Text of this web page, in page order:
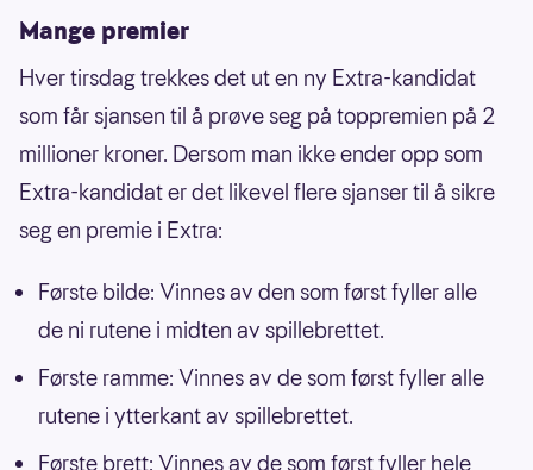
Mange premier
Hver tirsdag trekkes det ut en ny Extra-kandidat
som får sjansen til å prøve seg på toppremien på 2
millioner kroner. Dersom man ikke ender opp som
Extra-kandidat er det likevel flere sjanser til å sikre
seg en premie i Extra:
Første bilde: Vinnes av den som først fyller alle
de ni rutene i midten av spillebrettet.
Første ramme: Vinnes av de som først fyller alle
rutene i ytterkant av spillebrettet.
Første brett: Vinnes av de som først fyller hele